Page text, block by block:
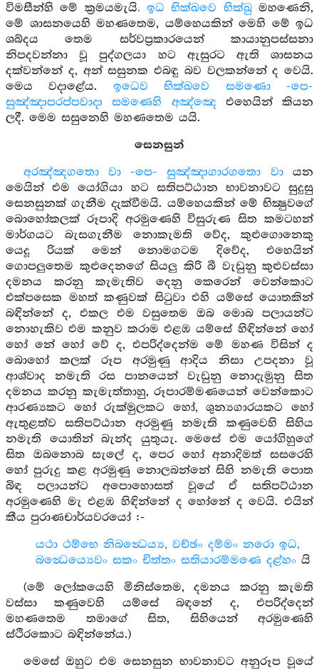
විමසීන්හි මේ ක්‍රමයමැයි. ඉධ භික්ඛවෙ භික්ඛුමහණෙනි,
මේ ශාසනයෙහි මහණතෙම, යම්හෙයකින් මෙහි මේ ඉධ
ශබ්දය තෙම සර්වප්‍රකාරයෙන් කායානුපස්සනා
නිපදවන්නා වූ පුද්ගලයා හට ඇසුරට ඇති ශාසනය
දක්වන්නේ ද, අන් සසුනක එබඳු බව වලකන්නේ ද වෙයි.
මෙය වදාළේය. ඉධෙව භික්ඛවෙ සමණො -පෙ-
සුඤ්ඤාපරප්පවාදා සමණෙහි අඤ්ඤෙ එහෙයින් කියන
ලදී. මෙම සසුනෙහි මහණතෙම යයි.
සෙනසුන්
අරඤ්ඤගතො වා -පෙ- සුඤ්ඤාගාරගතො වායන
මෙයින් එම යෝගියා හට සතිපට්ඨාන භාවනාවට සුදුසු
සෙනසුනක් ගැනීම දැක්වීමයි. යම්හෙයකින් මේ භික්‍ෂුවගේ
බොහෝකලක් රූපාදි අරමුණෙහි විසුරුණ සිත කමටහන්
මාර්ගයට බැසගැනීම නොකැමති වේද, කුළුගොනෙකු
යෙදූ රියක් මෙන් නොමගටම දිවේද, එහෙයින්
ගොපලුතෙම කුළුදෙනගේ සියලු කිරි බී වැඩුනු කුළුවස්සා
දමනය කරනු කැමැතිව දෙනු කෙරෙන් වෙන්කොට
එක්පසෙක මහත් කණුවක් සිටුවා එහි යම්සේ යොතකින්
බඳින්නේ ද, එකල එම වසුතෙම ඔබ මොබ පලායන්ට
නොහැකිව එම කනුව කරාම එළඹ යම්සේ හිඳින්නේ හෝ
හෝ නේ හෝ වේ ද, එපරිද්දෙන්ම මේ මහණ විසින් ද
බොහෝ කලක් රූප අරමුණු ආදිය නිසා උපදනා වූ
ආශ්වාද නමැති රස පානයෙන් වැඩුනු නොදැමුනු සිත
දමනය කරනු කැමැත්තාහු, රූපාරම්මණයෙන් වෙන්කොට
ආරණ්‍යකට හෝ රුක්මුලකට හෝ, ශුන්‍යගාරයකට හෝ
ඇතුළත්ව සතිපට්ඨාන අරමුණු නමැති කණුවෙහි සිහිය
නමැති යොතින් බැන්ද යුතුයැ. මෙසේ එම යෝගිහුගේ
සිත ඔබනොබ සැලේ ද, පෙර හෝ අනාදිමත් සසරෙහි
හෝ පුරුදු කළ අරමුණු නොලබන්නේ සිහි නමැති පොත
බිඳ පලායන්ට අපොහොසත් වූයේ ඒ සතිපට්ඨාන
අරමුණෙහි මැ එළඹ හිඳින්නේ ද හෝනේ ද වෙයි. එයින්
කීය පුරාණචාර්යවරයෝ :-
යථා ථම්භෙ නිබන්‍ධෙය්‍ය, වච්ඡං දම්මං නරො ඉධ,
බන්‍ධෙය්‍යෙවං සකං චිත්තං සතියාරම්මණෙ දළ්හං යි
(මේ ලෝකයෙහි මිනිස්තෙම, දමනය කරනු කැමති
වස්සා කණුවෙහි යම්සේ බඳනේ ද, එපරිද්දෙන්
මහණතෙම තමාගේ සිත, සිහියෙන් අරමුණෙහි
ස්ථිරකොට බඳින්නේය.)
මෙසේ ඔහුට එම සෙනසුන භාවනාවට අනුරූප වූයේ